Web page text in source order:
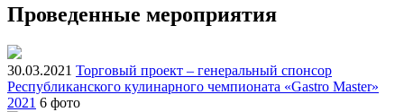
Проведенные мероприятия
30.03.2021 Торговый проект – генеральный спонсор
Республиканского кулинарного чемпионата «Gastro Master»
2021 6 фото